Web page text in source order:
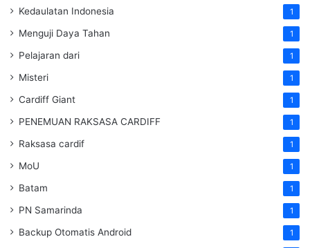
Kedaulatan Indonesia 1
Menguji Daya Tahan 1
Pelajaran dari 1
Misteri 1
Cardiff Giant 1
PENEMUAN RAKSASA CARDIFF 1
Raksasa cardif 1
MoU 1
Batam 1
PN Samarinda 1
Backup Otomatis Android 1